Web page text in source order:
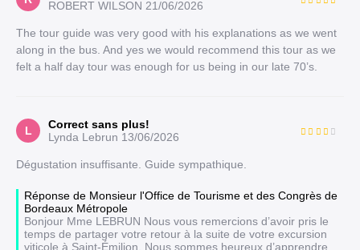
ROBERT WILSON 21/06/2026
The tour guide was very good with his explanations as we went
along in the bus. And yes we would recommend this tour as we
felt a half day tour was enough for us being in our late 70’s.
L
Correct sans plus!
Lynda Lebrun 13/06/2026
Dégustation insuffisante. Guide sympathique.
Réponse de Monsieur l'Office de Tourisme et des Congrès de
Bordeaux Métropole
Bonjour Mme LEBRUN Nous vous remercions d’avoir pris le
temps de partager votre retour à la suite de votre excursion
viticole à Saint-Émilion. Nous sommes heureux d’apprendre